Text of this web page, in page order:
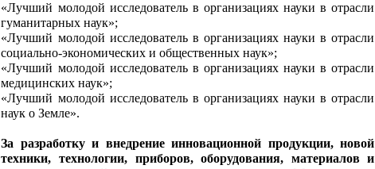
«Лучший молодой исследователь в организациях науки в отрасли
гуманитарных наук»;
«Лучший молодой исследователь в организациях науки в отрасли
социально-экономических и общественных наук»;
«Лучший молодой исследователь в организациях науки в отрасли
медицинских наук»;
«Лучший молодой исследователь в организациях науки в отрасли
наук о Земле».
За разработку и внедрение инновационной продукции, новой
техники, технологии, приборов, оборудования, материалов и